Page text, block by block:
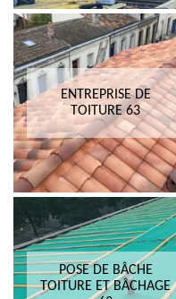
ENTREPRISE DE
TOITURE 63
POSE DE BÂCHE
TOITURE ET BÂCHAGE